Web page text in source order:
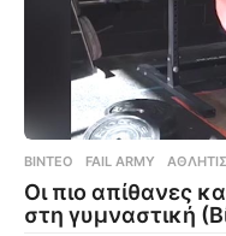
ΒΊΝΤΕΟ FAIL ARMY ,
Οι πιο απίθανες
στη γυμναστική